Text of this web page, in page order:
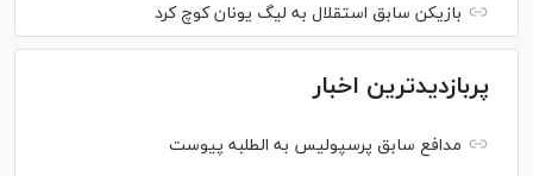
بازیکن سابق استقلال به لیگ یونان کوچ کرد
پربازدیدترین اخبار
مدافع سابق پرسپولیس به الطلبه پیوست